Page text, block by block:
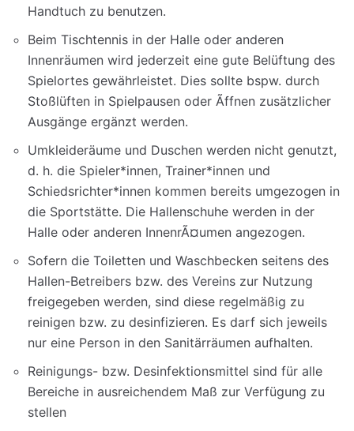
Handtuch zu benutzen.
Beim Tischtennis in der Halle oder anderen
Innenräumen wird jederzeit eine gute Belüftung des
Spielortes gewährleistet. Dies sollte bspw. durch
Stoßlüften in Spielpausen oder Ãffnen zusätzlicher
Ausgänge ergänzt werden.
Umkleideräume und Duschen werden nicht genutzt,
d. h. die Spieler*innen, Trainer*innen und
Schiedsrichter*innen kommen bereits umgezogen in
die Sportstätte. Die Hallenschuhe werden in der
Halle oder anderen InnenrÃ¤umen angezogen.
Sofern die Toiletten und Waschbecken seitens des
Hallen-Betreibers bzw. des Vereins zur Nutzung
freigegeben werden, sind diese regelmäßig zu
reinigen bzw. zu desinfizieren. Es darf sich jeweils
nur eine Person in den Sanitärräumen aufhalten.
Reinigungs- bzw. Desinfektionsmittel sind für alle
Bereiche in ausreichendem Maß zur Verfügung zu
stellen